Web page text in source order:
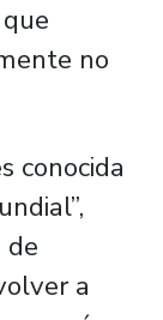
no
conocida
de
a